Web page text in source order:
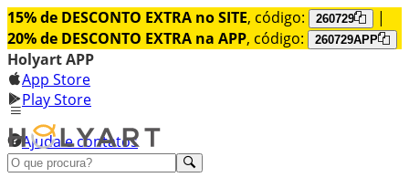
15% de DESCONTO EXTRA no SITE, código: 260729
|
20% de DESCONTO EXTRA na APP, código: 260729APP
Holyart APP
App Store
Play Store
Ajuda e contatos
Conheça premium